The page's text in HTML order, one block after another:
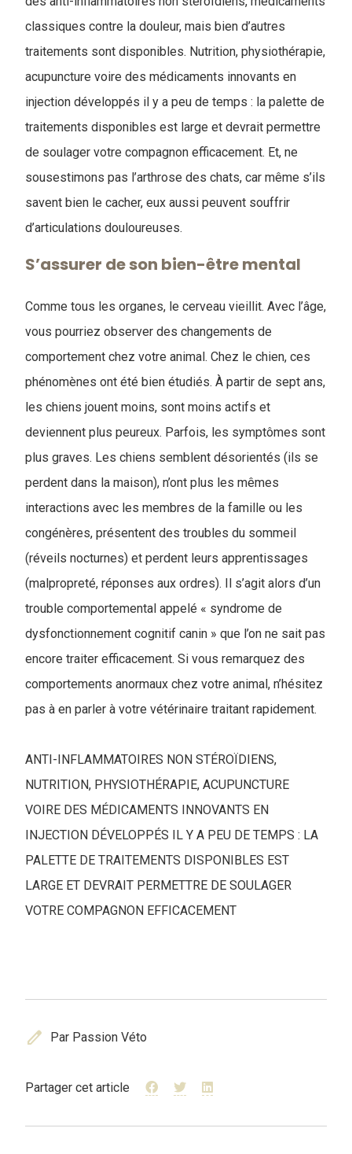
classiques contre la douleur, mais bien d’autres
traitements sont disponibles. Nutrition, physiothérapie,
acupuncture voire des médicaments innovants en
injection développés il y a peu de temps : la palette de
traitements disponibles est large et devrait permettre
de soulager votre compagnon efficacement. Et, ne
sousestimons pas l’arthrose des chats, car même s’ils
savent bien le cacher, eux aussi peuvent souffrir
d’articulations douloureuses.
S’assurer de son bien-être mental
Comme tous les organes, le cerveau vieillit. Avec l’âge,
vous pourriez observer des changements de
comportement chez votre animal. Chez le chien, ces
phénomènes ont été bien étudiés. À partir de sept ans,
les chiens jouent moins, sont moins actifs et
deviennent plus peureux. Parfois, les symptômes sont
plus graves. Les chiens semblent désorientés (ils se
perdent dans la maison), n’ont plus les mêmes
interactions avec les membres de la famille ou les
congénères, présentent des troubles du sommeil
(réveils nocturnes) et perdent leurs apprentissages
(malpropreté, réponses aux ordres). Il s’agit alors d’un
trouble comportemental appelé « syndrome de
dysfonctionnement cognitif canin » que l’on ne sait pas
encore traiter efficacement. Si vous remarquez des
comportements anormaux chez votre animal, n’hésitez
pas à en parler à votre vétérinaire traitant rapidement.
ANTI-INFLAMMATOIRES NON STÉROÏDIENS,
NUTRITION, PHYSIOTHÉRAPIE, ACUPUNCTURE
VOIRE DES MÉDICAMENTS INNOVANTS EN
INJECTION DÉVELOPPÉS IL Y A PEU DE TEMPS : LA
PALETTE DE TRAITEMENTS DISPONIBLES EST
LARGE ET DEVRAIT PERMETTRE DE SOULAGER
VOTRE COMPAGNON EFFICACEMENT
edit Par Passion Véto
Partager cet article